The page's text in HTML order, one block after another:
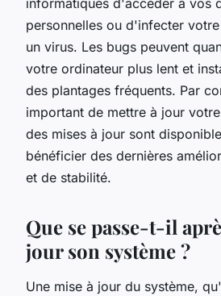
personnelles ou d'infecter
un virus. Les bugs peuvent
votre ordinateur plus lent et
des plantages fréquents. Par
important de mettre à jour
des mises à jour sont
bénéficier des dernières
et de stabilité.
Que se passe-t-il
jour son système ?
Une mise à jour du système,